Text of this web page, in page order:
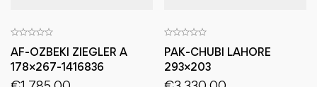
AF-OZBEKI ZIEGLER A
178×267-1416836
PAK-CHUBI LAHORE
293×203